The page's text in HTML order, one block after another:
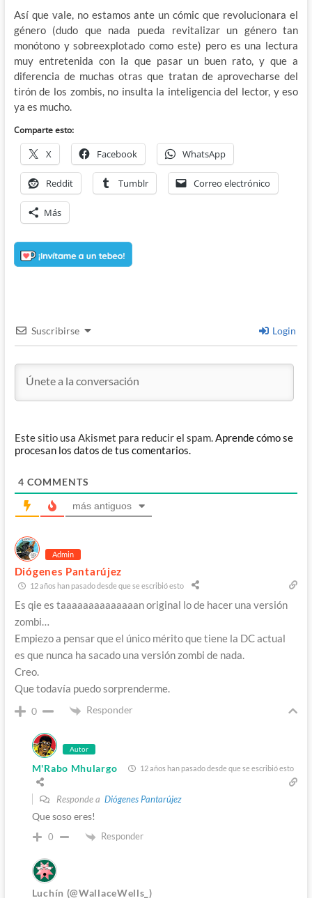
Así que vale, no estamos ante un cómic que revolucionara el
género (dudo que nada pueda revitalizar un género tan
monótono y sobreexplotado como este) pero es una lectura
muy entretenida con la que pasar un buen rato, y que a
diferencia de muchas otras que tratan de aprovecharse del
tirón de los zombis, no insulta la inteligencia del lector, y eso
ya es mucho.
Comparte esto:
X Facebook WhatsApp
Reddit Tumblr Correo electrónico
Más
Suscribirse Login
Este sitio usa Akismet para reducir el spam.Aprende cómo se
procesan los datos de tus comentarios.
4 COMMENTS
más antiguos
Admin
Diógenes Pantarújez
12 años han pasado desde que se escribió esto
Es qie es taaaaaaaaaaaaaan original lo de hacer una versión
zombi…
Empiezo a pensar que el único mérito que tiene la DC actual
es que nunca ha sacado una versión zombi de nada.
Creo.
Que todavía puedo sorprenderme.
0 Responder
Autor
M'Rabo Mhulargo 12 años han pasado desde que se escribió esto
Responde a Diógenes Pantarújez
Que soso eres!
0 Responder
Luchín (@WallaceWells_)